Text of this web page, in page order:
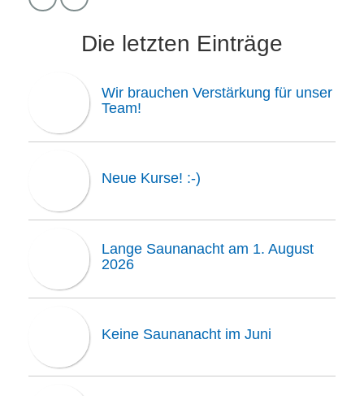
Die letzten Einträge
Wir brauchen Verstärkung für unser
Team!
Neue Kurse! :-)
Lange Saunanacht am 1. August
2026
Keine Saunanacht im Juni